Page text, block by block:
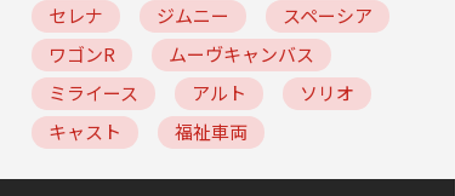
セレナ
ジムニー
スペーシア
ワゴンR
ムーヴキャンバス
ミライース
アルト
ソリオ
キャスト
福祉車両